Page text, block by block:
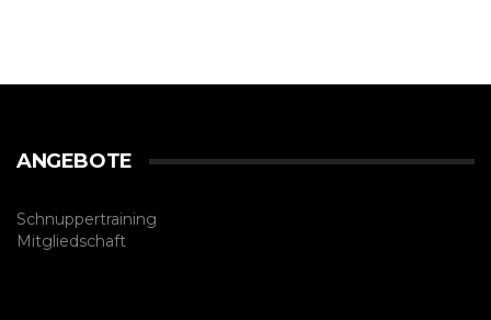
ANGEBOTE
Schnuppertraining
Mitgliedschaft